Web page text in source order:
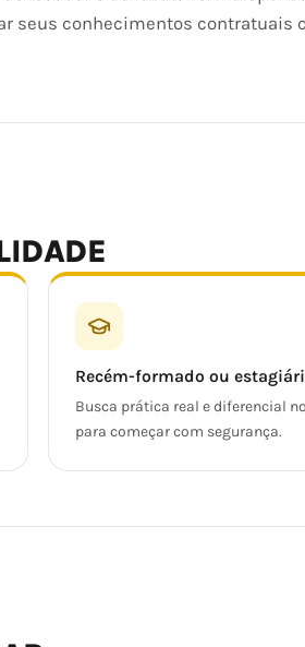
seus conhecimentos contratuais
Recém-formado ou
Busca prática real e diferencial
para começar com segurança.